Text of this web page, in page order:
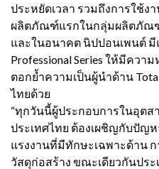
ประหยัดเวลา รวมถึงการใช้ง
ผลิตภัณฑ์แรกในกลุ่มผลิตภัณฑ์
และในอนาคต นิปปอนเพนต์
Professional Series ให้มีควา
ตอกย้ำความเป็นผู้นำด้าน
ไทยด้วย
“ทุกวันนี้ผู้ประกอบการในอุตส
ประเทศไทย ต้องเผชิญกับปัญ
แรงงานที่มีทักษะเฉพาะด้าน
วัสดุก่อสร้าง ขณะเดียวกันปร